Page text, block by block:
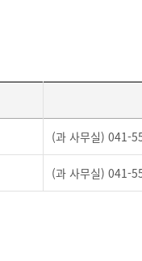
(과 사무실) 041-
(과 사무실) 041-